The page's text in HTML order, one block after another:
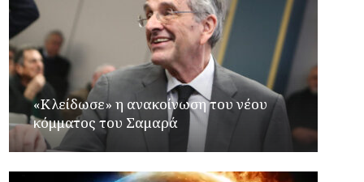
«Κλείδωσε» η ανακοίνωση του νέου
κόμματος του Σαμαρά